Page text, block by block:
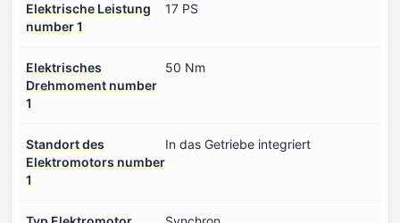
Elektrische Leistung
number 1
17 PS
Elektrisches
Drehmoment number
1
50 Nm
Standort des
Elektromotors number
1
In das Getriebe integriert